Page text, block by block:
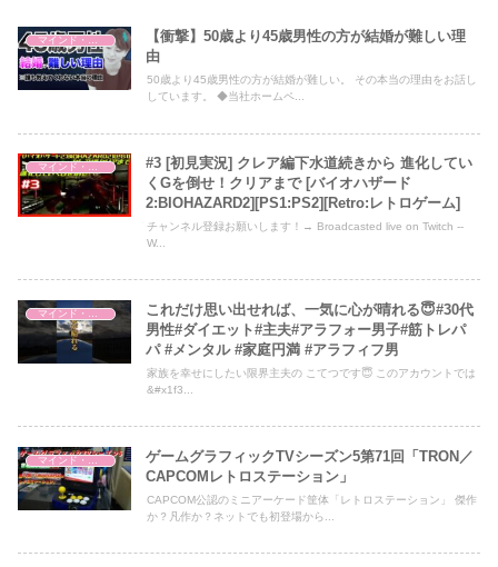
マインド・哲学
【衝撃】50歳より45歳男性の方が結婚が難しい理
由
50歳より45歳男性の方が結婚が難しい。 その本当の理由をお話し
しています。 ◆当社ホームペ...
マインド・哲学
#3 [初見実況] クレア編下水道続きから 進化してい
くGを倒せ！クリアまで [バイオハザード
2:BIOHAZARD2][PS1:PS2][Retro:レトロゲーム]
チャンネル登録お願いします！→ Broadcasted live on Twitch --
W...
マインド・哲学
これだけ思い出せれば、一気に心が晴れる😇#30代
男性#ダイエット#主夫#アラフォー男子#筋トレパ
パ #メンタル #家庭円満 #アラフィフ男
家族を幸せにしたい限界主夫の こてつです😇 このアカウントでは
&#x1f3...
マインド・哲学
ゲームグラフィックTVシーズン5第71回「TRON／
CAPCOMレトロステーション」
CAPCOM公認のミニアーケード筐体「レトロステーション」 傑作
か？凡作か？ネットでも初登場から...